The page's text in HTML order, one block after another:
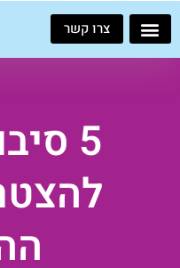
דילוג
לתוכן
צרו קשר
5